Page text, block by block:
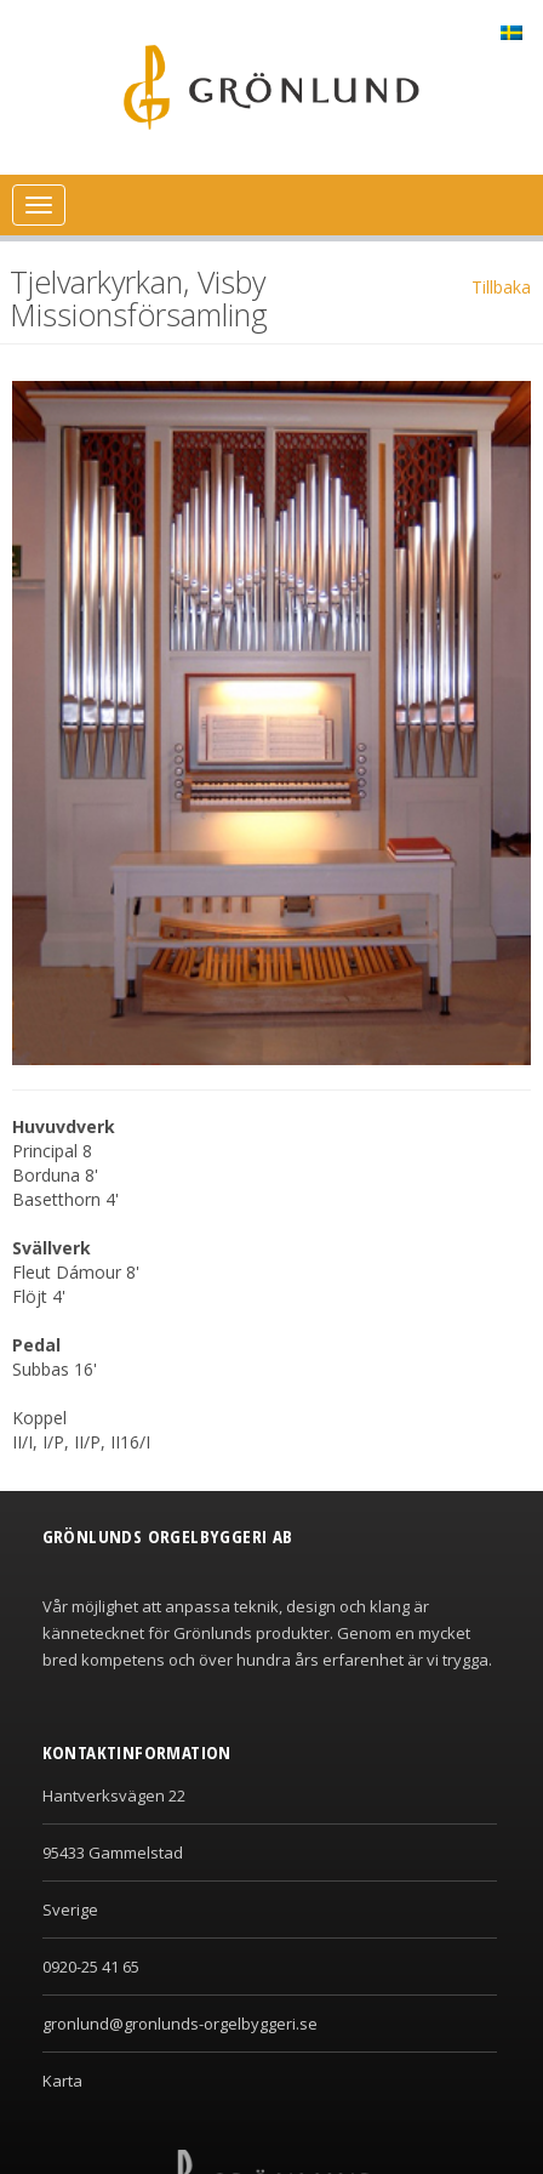
Toggle
navigation
Tjelvarkyrkan, Visby
Missionsförsamling
Tillbaka
Huvuvdverk
Principal 8
Borduna 8'
Basetthorn 4'
Svällverk
Fleut Dámour 8'
Flöjt 4'
Pedal
Subbas 16'
Koppel
II/I, I/P, II/P, II16/I
GRÖNLUNDS ORGELBYGGERI AB
Vår möjlighet att anpassa teknik, design och klang är
kännetecknet för Grönlunds produkter. Genom en mycket
bred kompetens och över hundra års erfarenhet är vi trygga.
KONTAKTINFORMATION
Hantverksvägen 22
95433 Gammelstad
Sverige
0920-25 41 65
gronlund@gronlunds-orgelbyggeri.se
Karta